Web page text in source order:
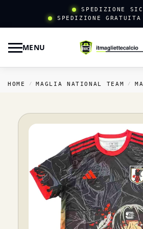
SPEDIZIONE
SPEDIZIONE
MENU
HOME / MAGLIA NATIONAL TEAM /